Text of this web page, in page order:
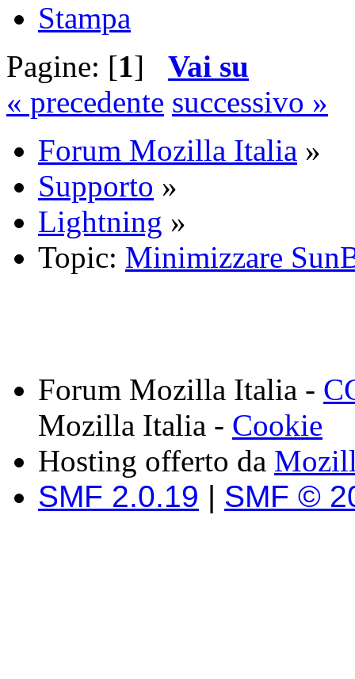
Stampa
Pagine: [1] Vai su
« precedente successivo »
Forum Mozilla Italia »
Supporto »
Lightning »
Topic: Minimizzare
Forum Mozilla Italia -
Mozilla Italia - Cookie
Hosting offerto da
SMF 2.0.19 | SMF ©